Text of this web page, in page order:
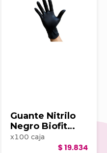
Guante Nitrilo
Negro Biofit
Talla M X100
Unds 3011151
x100 caja
$ 19.834